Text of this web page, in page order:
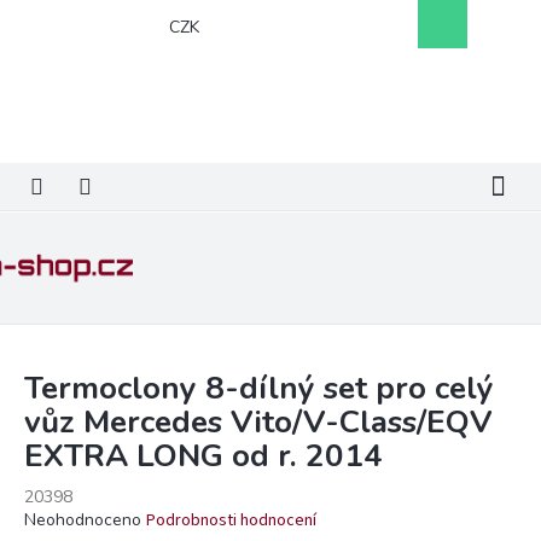
CZK
košík
Termoclony 8-dílný set pro celý
vůz Mercedes Vito/V-Class/EQV
EXTRA LONG od r. 2014
20398
Průměrné
Neohodnoceno Podrobnosti hodnocení